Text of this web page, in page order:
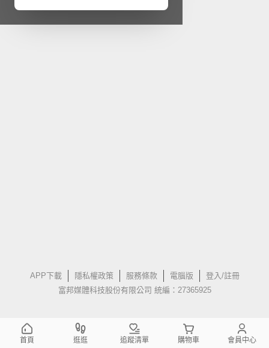
APP下載 隱私權政策 服務條款 電腦版
登入/註冊
富邦媒體科技股份有限公司 統編：27365925
首頁 逛逛 追蹤清單 購物車 會員中心